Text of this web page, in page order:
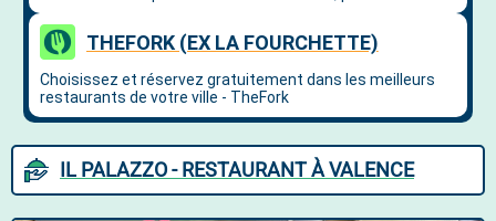
IL PALAZZO - RESTAURANT À VALENCE